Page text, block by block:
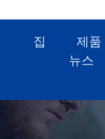
전자 조립, 섬유 및 인
연속 운전 환경에 일
율 공기 공급을 제
집 제품
뉴스